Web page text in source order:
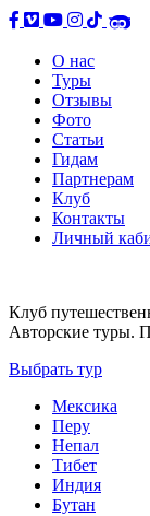
О нас
Туры
Отзывы
Фото
Статьи
Гидам
Партнерам
Клуб
Контакты
Личный
Клуб
Авторские туры.
Выбрать тур
Мексика
Перу
Непал
Тибет
Индия
Бутан